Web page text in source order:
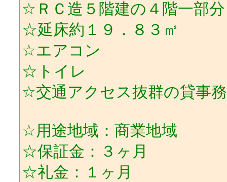
☆ＲＣ造５階建の４階一部分
☆延床約１９．８３㎡
☆エアコン
☆トイレ
☆交通アクセス抜群の貸事
☆用途地域：商業地域
☆保証金：３ヶ月
☆礼金：１ヶ月